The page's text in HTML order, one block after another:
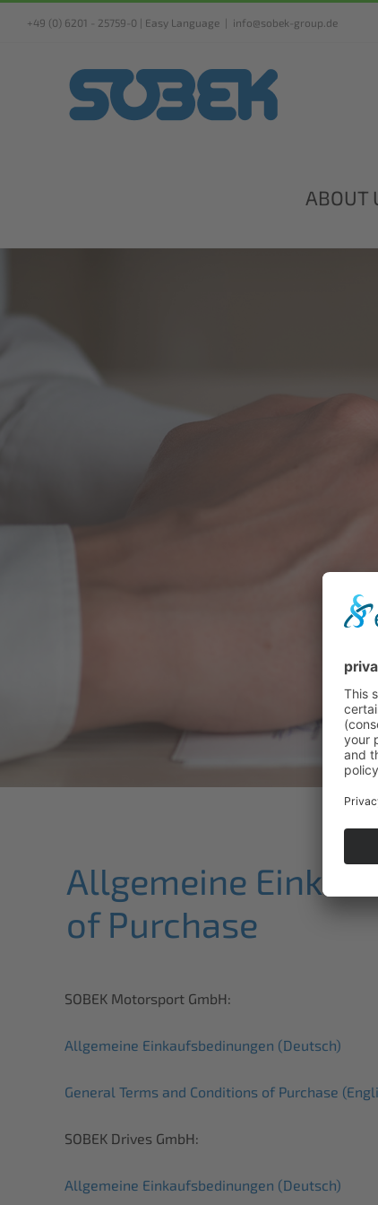
+49 (0) 6201 - 25759-0 | Easy Language info@sobek-group.de
ABOUT
Allgemeine
of Purchase
SOBEK Motorsport GmbH:
Allgemeine Einkaufsbedinungen (Deutsch)
General Terms and Conditions of Purchase
SOBEK Drives GmbH:
Allgemeine Einkaufsbedinungen (Deutsch)